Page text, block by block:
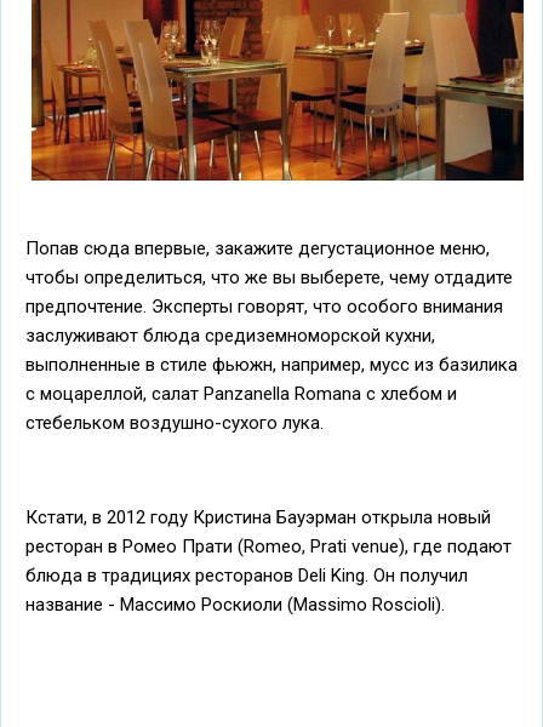
Попав сюда впервые, закажите дегустационное меню,
чтобы определиться, что же вы выберете, чему отдадите
предпочтение. Эксперты говорят, что особого внимания
заслуживают блюда средиземноморской кухни,
выполненные в стиле фьюжн, например, мусс из базилика
с моцареллой, салат Panzanella Romana с хлебом и
стебельком воздушно-сухого лука.
Кстати, в 2012 году Кристина Бауэрман открыла новый
ресторан в Ромео Прати (Romeo, Prati venue), где подают
блюда в традициях ресторанов Deli King. Он получил
название - Массимо Роскиоли (Massimo Roscioli).